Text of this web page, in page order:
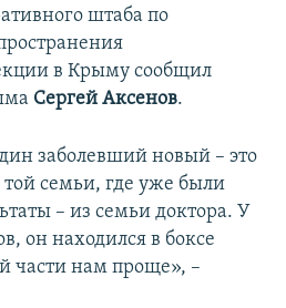
штаба по
в Крыму сообщил
Сергей Аксенов.
заболевший новый – это
той семьи, где уже были
– из семьи доктора. У
он находился в боксе
части нам проще», –